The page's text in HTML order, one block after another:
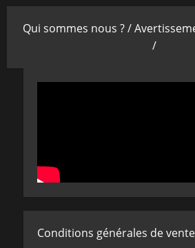
Qui sommes nous ? /
/
Conditions générales de